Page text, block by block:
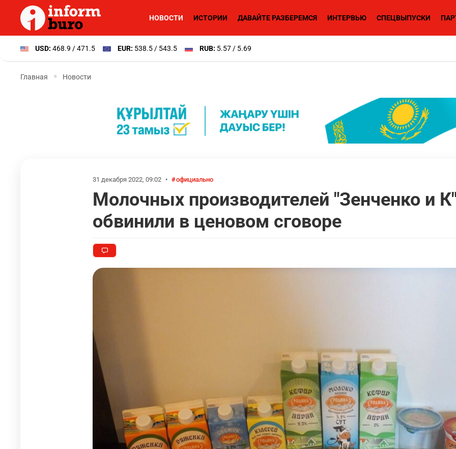
НОВОСТИ ИСТОРИИ ДАВАЙТЕ РАЗБЕРЕМСЯ ИНТЕРВЬЮ СПЕЦВЫПУСКИ
USD: 468.9 / 471.5 EUR: 538.5 / 543.5 RUB: 5.57 / 5.69
Главная Новости
31 декабря 2022, 09:02 • официально
Молочных производителей "Зенченко и
обвинили в ценовом сговоре